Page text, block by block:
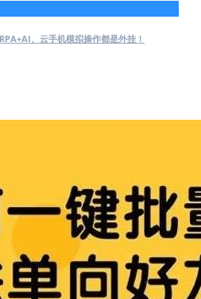
、云手机模拟操作都是外挂！